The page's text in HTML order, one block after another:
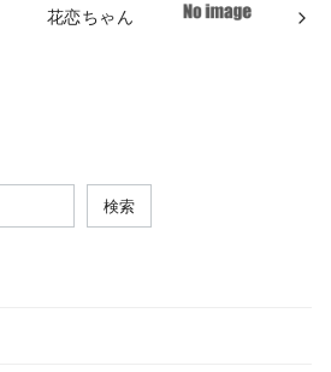
花恋ちゃん
検索